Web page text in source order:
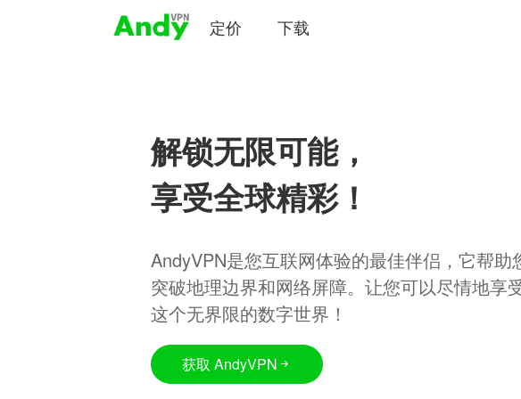
定价 下载
解锁无限可能，
享受全球精彩！
AndyVPN是您互联网体验的最佳伴侣，它帮助
突破地理边界和网络屏障。让您可以尽情地享
这个无界限的数字世界！
获取 AndyVPN